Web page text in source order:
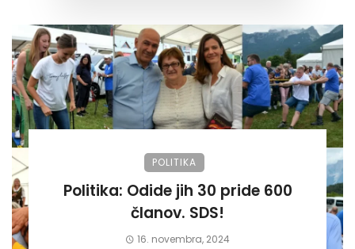
POLITIKA
Politika: Odide jih 30 pride 600
članov. SDS!
16. novembra, 2024